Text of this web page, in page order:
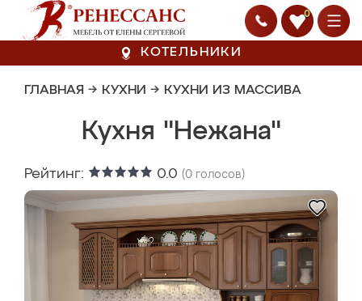
0
КОТЕЛЬНИКИ
ГЛАВНАЯ → КУХНИ → КУХНИ ИЗ МАССИВА
Кухня "Нежана"
Рейтинг: 0.0 (0 голосов)